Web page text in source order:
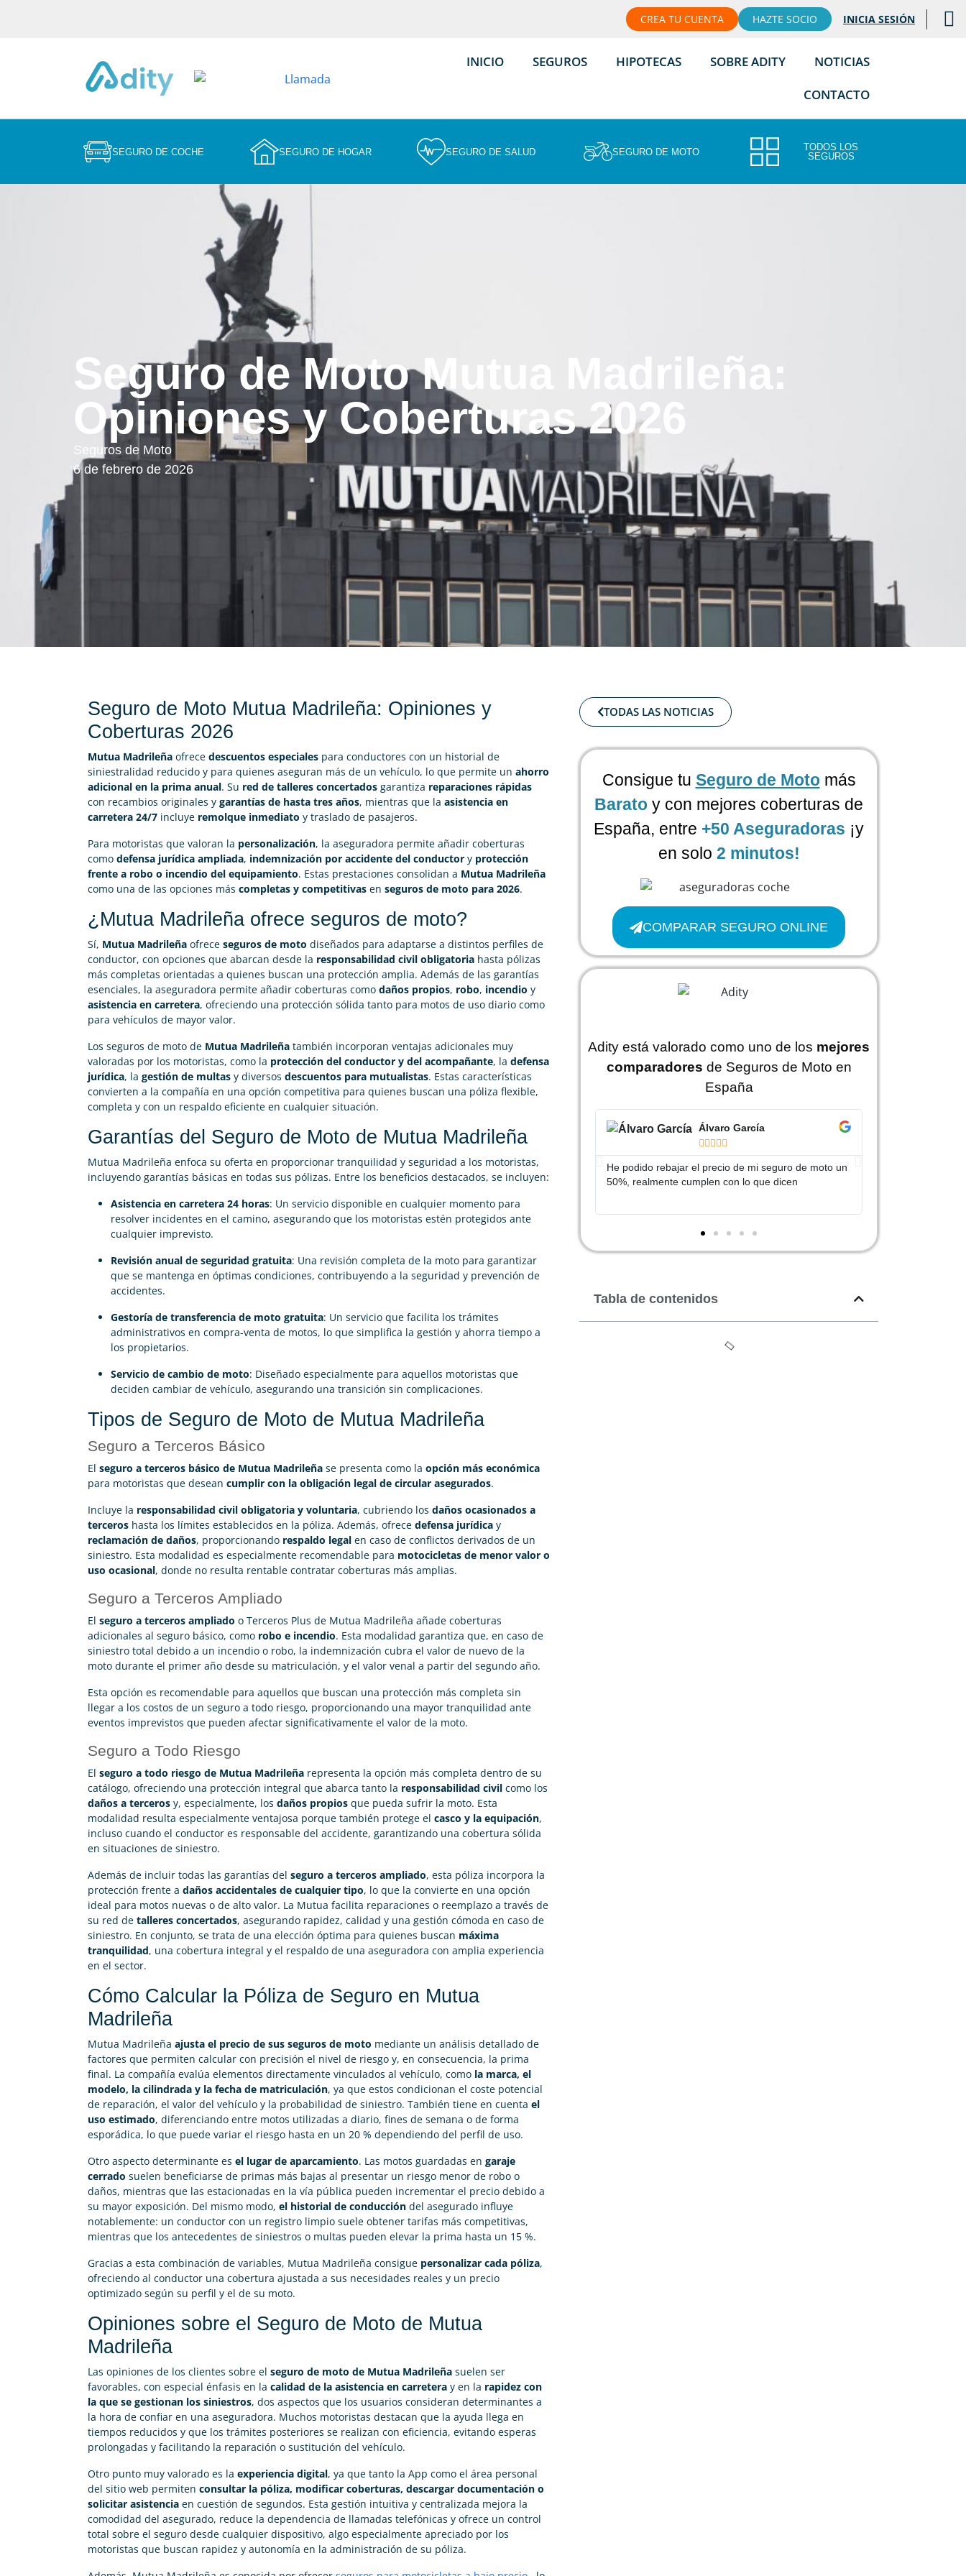
CREA TU CUENTA HAZTE SOCIO INICIA SESIÓN
INICIO SEGUROS HIPOTECAS SOBRE ADITY
NOTICIAS
CONTACTO
SEGURO DE COCHE SEGURO DE HOGAR SEGURO DE SALUD SEGURO DE MOTO
TODOS LOS
SEGUROS
Seguro de Moto Mutua Madrileña:
Opiniones y Coberturas 2026
Seguros de Moto
6 de febrero de 2026
Seguro de Moto Mutua Madrileña: Opiniones y
Coberturas 2026
Mutua Madrileña ofrece descuentos especiales para conductores con un historial de
siniestralidad reducido y para quienes aseguran más de un vehículo, lo que permite un ahorro
adicional en la prima anual. Su red de talleres concertados garantiza reparaciones rápidas
con recambios originales y garantías de hasta tres años, mientras que la asistencia en
carretera 24/7 incluye remolque inmediato y traslado de pasajeros.
Para motoristas que valoran la personalización, la aseguradora permite añadir coberturas
como defensa jurídica ampliada, indemnización por accidente del conductor y protección
frente a robo o incendio del equipamiento. Estas prestaciones consolidan a Mutua Madrileña
como una de las opciones más completas y competitivas en seguros de moto para 2026.
¿Mutua Madrileña ofrece seguros de moto?
Sí, Mutua Madrileña ofrece seguros de moto diseñados para adaptarse a distintos perfiles de
conductor, con opciones que abarcan desde la responsabilidad civil obligatoria hasta pólizas
más completas orientadas a quienes buscan una protección amplia. Además de las garantías
esenciales, la aseguradora permite añadir coberturas como daños propios, robo, incendio y
asistencia en carretera, ofreciendo una protección sólida tanto para motos de uso diario como
para vehículos de mayor valor.
Los seguros de moto de Mutua Madrileña también incorporan ventajas adicionales muy
valoradas por los motoristas, como la protección del conductor y del acompañante, la defensa
jurídica, la gestión de multas y diversos descuentos para mutualistas. Estas características
convierten a la compañía en una opción competitiva para quienes buscan una póliza flexible,
completa y con un respaldo eficiente en cualquier situación.
Garantías del Seguro de Moto de Mutua Madrileña
Mutua Madrileña enfoca su oferta en proporcionar tranquilidad y seguridad a los motoristas,
incluyendo garantías básicas en todas sus pólizas. Entre los beneficios destacados, se incluyen:
Asistencia en carretera 24 horas: Un servicio disponible en cualquier momento para
resolver incidentes en el camino, asegurando que los motoristas estén protegidos ante
cualquier imprevisto.
Revisión anual de seguridad gratuita: Una revisión completa de la moto para garantizar
que se mantenga en óptimas condiciones, contribuyendo a la seguridad y prevención de
accidentes.
Gestoría de transferencia de moto gratuita: Un servicio que facilita los trámites
administrativos en compra-venta de motos, lo que simplifica la gestión y ahorra tiempo a
los propietarios.
Servicio de cambio de moto: Diseñado especialmente para aquellos motoristas que
deciden cambiar de vehículo, asegurando una transición sin complicaciones.
Tipos de Seguro de Moto de Mutua Madrileña
Seguro a Terceros Básico
El seguro a terceros básico de Mutua Madrileña se presenta como la opción más económica
para motoristas que desean cumplir con la obligación legal de circular asegurados.
Incluye la responsabilidad civil obligatoria y voluntaria, cubriendo los daños ocasionados a
terceros hasta los límites establecidos en la póliza. Además, ofrece defensa jurídica y
reclamación de daños, proporcionando respaldo legal en caso de conflictos derivados de un
siniestro. Esta modalidad es especialmente recomendable para motocicletas de menor valor o
uso ocasional, donde no resulta rentable contratar coberturas más amplias.
Seguro a Terceros Ampliado
El seguro a terceros ampliado o Terceros Plus de Mutua Madrileña añade coberturas
adicionales al seguro básico, como robo e incendio. Esta modalidad garantiza que, en caso de
siniestro total debido a un incendio o robo, la indemnización cubra el valor de nuevo de la
moto durante el primer año desde su matriculación, y el valor venal a partir del segundo año.
Esta opción es recomendable para aquellos que buscan una protección más completa sin
llegar a los costos de un seguro a todo riesgo, proporcionando una mayor tranquilidad ante
eventos imprevistos que pueden afectar significativamente el valor de la moto.
Seguro a Todo Riesgo
El seguro a todo riesgo de Mutua Madrileña representa la opción más completa dentro de su
catálogo, ofreciendo una protección integral que abarca tanto la responsabilidad civil como los
daños a terceros y, especialmente, los daños propios que pueda sufrir la moto. Esta
modalidad resulta especialmente ventajosa porque también protege el casco y la equipación,
incluso cuando el conductor es responsable del accidente, garantizando una cobertura sólida
en situaciones de siniestro.
Además de incluir todas las garantías del seguro a terceros ampliado, esta póliza incorpora la
protección frente a daños accidentales de cualquier tipo, lo que la convierte en una opción
ideal para motos nuevas o de alto valor. La Mutua facilita reparaciones o reemplazo a través de
su red de talleres concertados, asegurando rapidez, calidad y una gestión cómoda en caso de
siniestro. En conjunto, se trata de una elección óptima para quienes buscan máxima
tranquilidad, una cobertura integral y el respaldo de una aseguradora con amplia experiencia
en el sector.
Cómo Calcular la Póliza de Seguro en Mutua
Madrileña
Mutua Madrileña ajusta el precio de sus seguros de moto mediante un análisis detallado de
factores que permiten calcular con precisión el nivel de riesgo y, en consecuencia, la prima
final. La compañía evalúa elementos directamente vinculados al vehículo, como la marca, el
modelo, la cilindrada y la fecha de matriculación, ya que estos condicionan el coste potencial
de reparación, el valor del vehículo y la probabilidad de siniestro. También tiene en cuenta el
uso estimado, diferenciando entre motos utilizadas a diario, fines de semana o de forma
esporádica, lo que puede variar el riesgo hasta en un 20 % dependiendo del perfil de uso.
Otro aspecto determinante es el lugar de aparcamiento. Las motos guardadas en garaje
cerrado suelen beneficiarse de primas más bajas al presentar un riesgo menor de robo o
daños, mientras que las estacionadas en la vía pública pueden incrementar el precio debido a
su mayor exposición. Del mismo modo, el historial de conducción del asegurado influye
notablemente: un conductor con un registro limpio suele obtener tarifas más competitivas,
mientras que los antecedentes de siniestros o multas pueden elevar la prima hasta un 15 %.
Gracias a esta combinación de variables, Mutua Madrileña consigue personalizar cada póliza,
ofreciendo al conductor una cobertura ajustada a sus necesidades reales y un precio
optimizado según su perfil y el de su moto.
Opiniones sobre el Seguro de Moto de Mutua
Madrileña
Las opiniones de los clientes sobre el seguro de moto de Mutua Madrileña suelen ser
favorables, con especial énfasis en la calidad de la asistencia en carretera y en la rapidez con
la que se gestionan los siniestros, dos aspectos que los usuarios consideran determinantes a
la hora de confiar en una aseguradora. Muchos motoristas destacan que la ayuda llega en
tiempos reducidos y que los trámites posteriores se realizan con eficiencia, evitando esperas
prolongadas y facilitando la reparación o sustitución del vehículo.
Otro punto muy valorado es la experiencia digital, ya que tanto la App como el área personal
del sitio web permiten consultar la póliza, modificar coberturas, descargar documentación o
solicitar asistencia en cuestión de segundos. Esta gestión intuitiva y centralizada mejora la
comodidad del asegurado, reduce la dependencia de llamadas telefónicas y ofrece un control
total sobre el seguro desde cualquier dispositivo, algo especialmente apreciado por los
motoristas que buscan rapidez y autonomía en la administración de su póliza.
TODAS LAS NOTICIAS
Consigue tu Seguro de Motomás
Barato y con mejores coberturas de
España, entre +50 Aseguradoras ¡y
en solo 2 minutos!
COMPARAR SEGURO ONLINE
Adity está valorado como uno de los mejores
comparadores de Seguros de Moto en
España
Carolina Garcés
 
Me he pasado de mi antigua compañía y ahora pago
200€ menos en mi seguro de moto y me han
Álvaro García
  
He podido rebajar el precio de mi seguro de moto un
50%, realmente cumplen con lo que dicen
Jorge Pérez

Gracias Adity por ayudarme a conseguir un seguro
mucho más barato que el anterior
Tabla de contenidos